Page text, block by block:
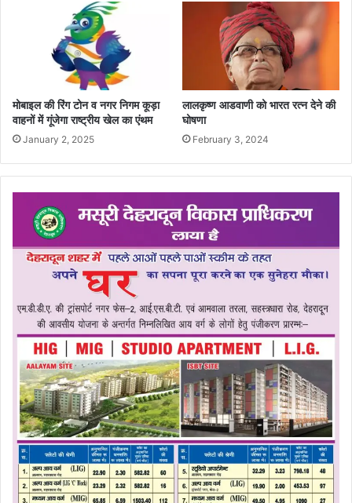
मोबाइल की रिंग टोन व नगर निगम कूड़ा
वाहनों में गूंजेगा राष्ट्रीय खेल का एंथम
January 2, 2025
लालकृष्ण आडवाणी को भारत रत्न देने की
घोषणा
February 3, 2024